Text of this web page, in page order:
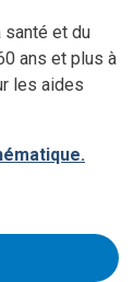
santé et du
ans et plus à
les aides